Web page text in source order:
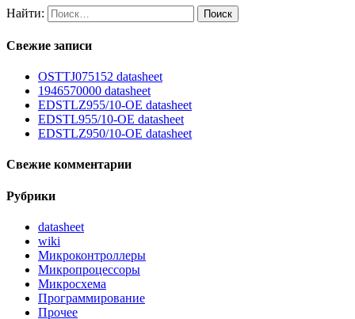
Найти:
Свежие записи
OSTTJ075152 datasheet
1946570000 datasheet
EDSTLZ955/10-OE datasheet
EDSTL955/10-OE datasheet
EDSTLZ950/10-OE datasheet
Свежие комментарии
Рубрики
datasheet
wiki
Микроконтроллеры
Микропроцессоры
Микросхема
Программирование
Прочее